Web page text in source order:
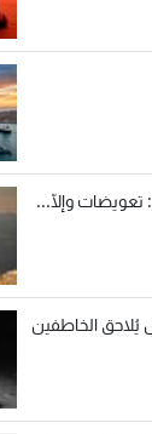
تعويضات وإلّا...
الخاطفين